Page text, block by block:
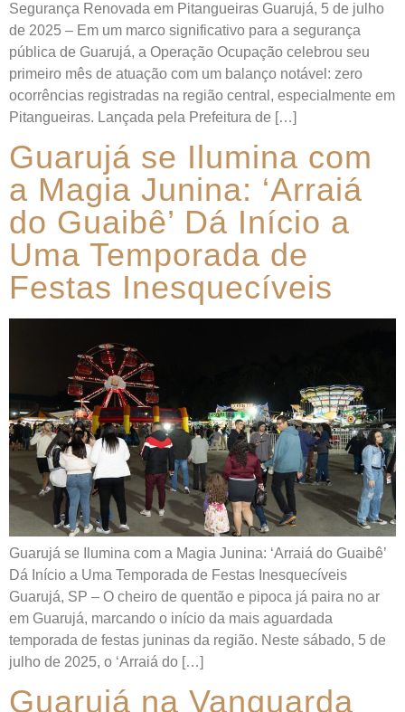
Segurança Renovada em Pitangueiras Guarujá, 5 de julho
de 2025 – Em um marco significativo para a segurança
pública de Guarujá, a Operação Ocupação celebrou seu
primeiro mês de atuação com um balanço notável: zero
ocorrências registradas na região central, especialmente em
Pitangueiras. Lançada pela Prefeitura de […]
Guarujá se Ilumina com
a Magia Junina: ‘Arraiá
do Guaibê’ Dá Início a
Uma Temporada de
Festas Inesquecíveis
Guarujá se Ilumina com a Magia Junina: ‘Arraiá do Guaibê’
Dá Início a Uma Temporada de Festas Inesquecíveis
Guarujá, SP – O cheiro de quentão e pipoca já paira no ar
em Guarujá, marcando o início da mais aguardada
temporada de festas juninas da região. Neste sábado, 5 de
julho de 2025, o ‘Arraiá do […]
Guarujá na Vanguarda